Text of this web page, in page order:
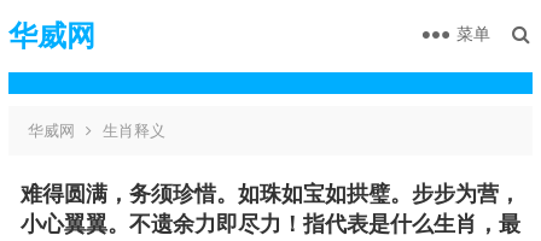
华威网 菜单
华威网 生肖释义
难得圆满，务须珍惜。如珠如宝如拱璧。步步为营，
小心翼翼。不遗余力即尽力！指代表是什么生肖，最